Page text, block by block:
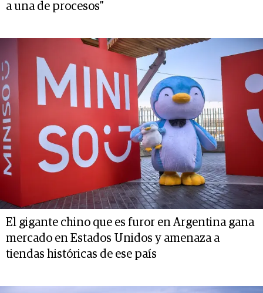
a una de procesos”
El gigante chino que es furor en Argentina gana
mercado en Estados Unidos y amenaza a
tiendas históricas de ese país